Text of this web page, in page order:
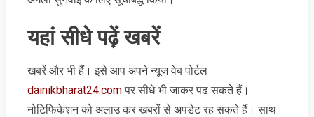
यहां सीधे पढ़ें खबरें
खबरें और भी हैं। इसे आप अपने न्‍यूज वेब पोर्टल
dainikbharat24.comपर सीधे भी जाकर पढ़ सकते हैं।
नोटिफिकेशन को अलाउ कर खबरों से अपडेट रह सकते हैं। साथ